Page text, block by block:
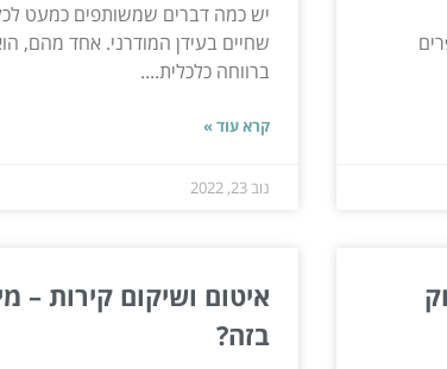
יש כמה דברים שמשותפים כמעט
שחיים בעידן המודרני. אחד מהם,
ברווחה כלכלית....
קרא עוד »
נוב 23, 2022
איטום ושיקום קירות –
בזה?